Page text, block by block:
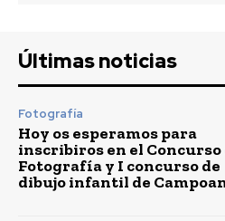
Últimas noticias
Fotografía
Hoy os esperamos para
inscribiros en el Concurso
Fotografía y I concurso de
dibujo infantil de